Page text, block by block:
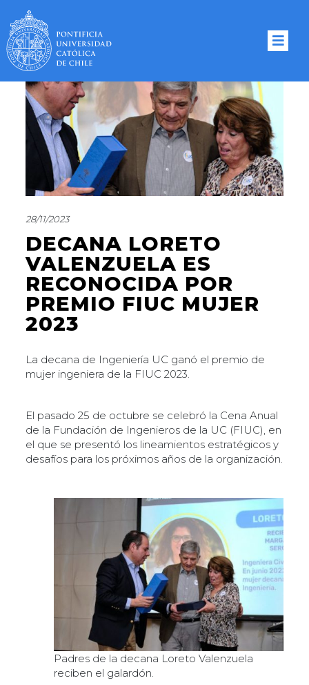
28/11/2023
DECANA LORETO
VALENZUELA ES
RECONOCIDA POR
PREMIO FIUC MUJER
2023
La decana de Ingeniería UC ganó el premio de
mujer ingeniera de la FIUC 2023.
El pasado 25 de octubre se celebró la Cena Anual
de la Fundación de Ingenieros de la UC (FIUC), en
el que se presentó los lineamientos estratégicos y
desafíos para los próximos años de la organización.
Padres de la decana Loreto Valenzuela
reciben el galardón.